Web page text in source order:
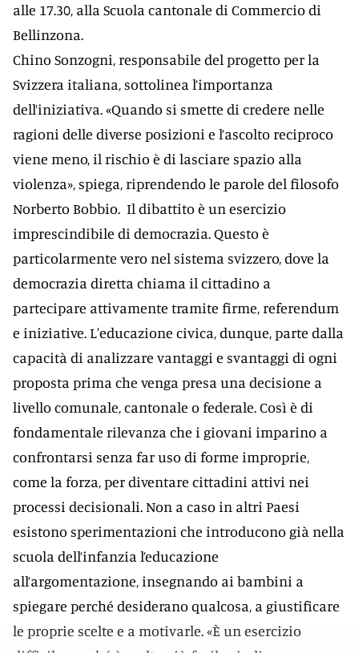
alle 17.30, alla Scuola cantonale di Commercio di
Bellinzona.
Chino Sonzogni, responsabile del progetto per la
Svizzera italiana, sottolinea l’importanza
dell’iniziativa. «Quando si smette di credere nelle
ragioni delle diverse posizioni e l’ascolto reciproco
viene meno, il rischio è di lasciare spazio alla
violenza», spiega, riprendendo le parole del filosofo
Norberto Bobbio. Il dibattito è un esercizio
imprescindibile di democrazia. Questo è
particolarmente vero nel sistema svizzero, dove la
democrazia diretta chiama il cittadino a
partecipare attivamente tramite firme, referendum
e iniziative. L'educazione civica, dunque, parte dalla
capacità di analizzare vantaggi e svantaggi di ogni
proposta prima che venga presa una decisione a
livello comunale, cantonale o federale. Così è di
fondamentale rilevanza che i giovani imparino a
confrontarsi senza far uso di forme improprie,
come la forza, per diventare cittadini attivi nei
processi decisionali. Non a caso in altri Paesi
esistono sperimentazioni che introducono già nella
scuola dell’infanzia l’educazione
all’argomentazione, insegnando ai bambini a
spiegare perché desiderano qualcosa, a giustificare
le proprie scelte e a motivarle. «È un esercizio